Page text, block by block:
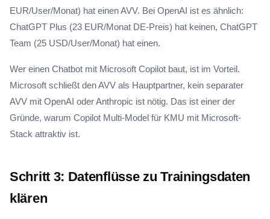
EUR/User/Monat) hat einen AVV. Bei OpenAI ist es ähnlich:
ChatGPT Plus (23 EUR/Monat DE-Preis) hat keinen, ChatGPT
Team (25 USD/User/Monat) hat einen.
Wer einen Chatbot mit Microsoft Copilot baut, ist im Vorteil.
Microsoft schließt den AVV als Hauptpartner, kein separater
AVV mit OpenAI oder Anthropic ist nötig. Das ist einer der
Gründe, warum Copilot Multi-Model für KMU mit Microsoft-
Stack attraktiv ist.
Schritt 3: Datenflüsse zu Trainingsdaten
klären